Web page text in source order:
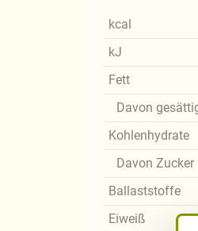
kcal
kJ
Fett
Davon
Kohlenhydrate
Davon Zucker
Ballaststoffe
Eiweiß